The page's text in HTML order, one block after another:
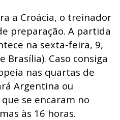
a Croácia, o treinador
preparação. A partida
na sexta-feira, 9,
Brasília). Caso consiga
nas quartas de
Argentina ou
se encaram no
às 16 horas.